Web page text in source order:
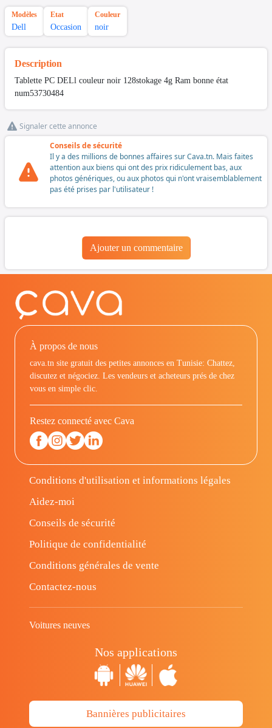
Modèles
Dell
Etat
Occasion
Couleur
noir
Description
Tablette PC DELl couleur noir 128stokage 4g Ram bonne état
num53730484
Signaler cette annonce
Conseils de sécurité
Il y a des millions de bonnes affaires sur Cava.tn. Mais faites
attention aux biens qui ont des prix ridiculement bas, aux
photos génériques, ou aux photos qui n'ont vraisemblablement
pas été prises par l'utilisateur !
Ajouter un commentaire
À propos de nous
cava.tn site gratuit des petites annonces en Tunisie: Chattez,
discutez et négociez. Les vendeurs et acheteurs prés de chez
vous en simple clic.
Restez connecté avec Cava
Conditions d'utilisation et informations légales
Aidez-moi
Conseils de sécurité
Politique de confidentialité
Conditions générales de vente
Contactez-nous
Voitures neuves
Nos applications
Bannières publicitaires